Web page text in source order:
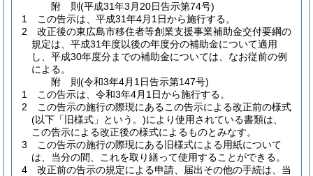
附 則(平成31年3月20日告示第74号)
1
この告示は、平成31年4月1日から施行する。
2
改正後の東広島市移住者等創業支援事業補助金交付要綱の
規定は、平成31年度以後の年度分の補助金について適用
し、平成30年度分までの補助金については、なお従前の例
による。
附 則(令和3年4月1日告示第147号)
1
この告示は、令和3年4月1日から施行する。
2
この告示の施行の際現にあるこの告示による改正前の様式
(以下「旧様式」という。)により使用されている書類は、
この告示による改正後の様式によるものとみなす。
3
この告示の施行の際現にある旧様式による用紙について
は、当分の間、これを取り繕って使用することができる。
4
改正前の告示の規定による申請、届出その他の手続は、当